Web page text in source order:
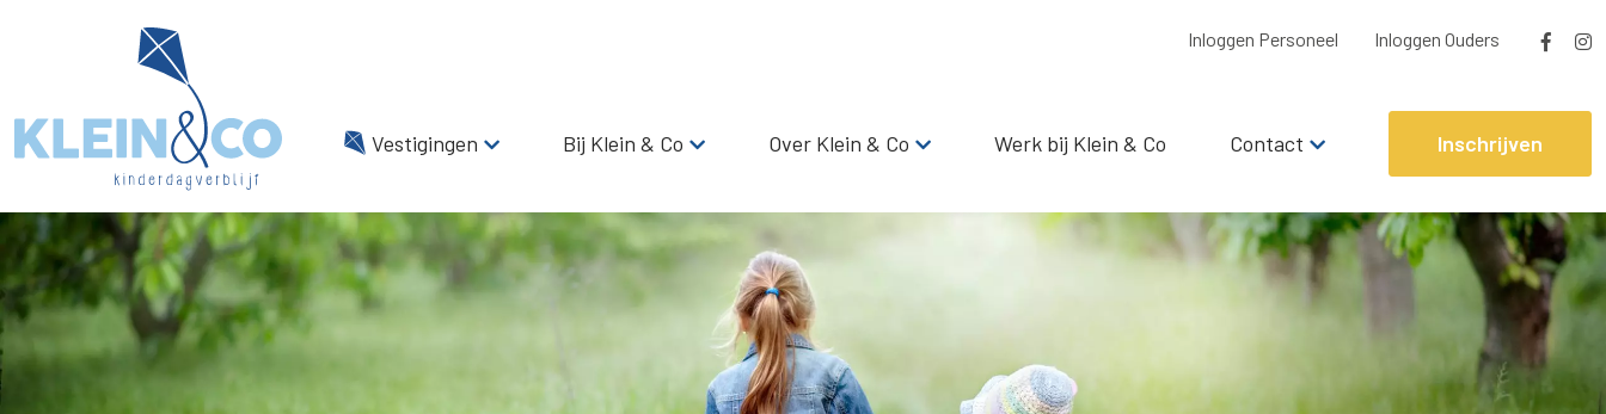
Inloggen Personeel Inloggen Ouders
Vestigingen Bij Klein & Co Over Klein & Co Werk bij Klein & Co Contact Inschrijven